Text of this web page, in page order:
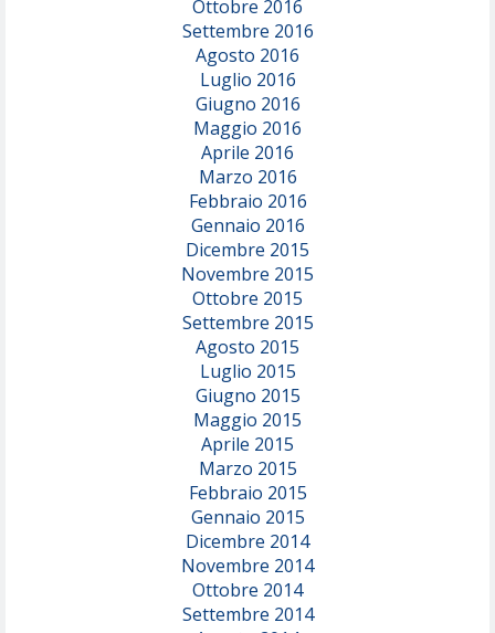
Ottobre 2016
Settembre 2016
Agosto 2016
Luglio 2016
Giugno 2016
Maggio 2016
Aprile 2016
Marzo 2016
Febbraio 2016
Gennaio 2016
Dicembre 2015
Novembre 2015
Ottobre 2015
Settembre 2015
Agosto 2015
Luglio 2015
Giugno 2015
Maggio 2015
Aprile 2015
Marzo 2015
Febbraio 2015
Gennaio 2015
Dicembre 2014
Novembre 2014
Ottobre 2014
Settembre 2014